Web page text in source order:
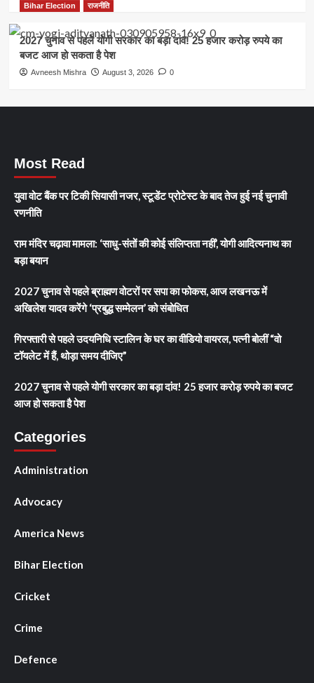
Bihar Election
राजनीति
2027 चुनाव से पहले योगी सरकार का बड़ा दांव! 25 हजार करोड़ रुपये का
बजट आज हो सकता है पेश
Avneesh Mishra August 3, 2026 0
Most Read
युवा वोट बैंक पर टिकी सियासी नजर, स्टूडेंट प्रोटेस्ट के बाद तेज हुई नई चुनावी
रणनीति
राम मंदिर चढ़ावा मामला: ‘साधु-संतों की कोई संलिप्तता नहीं’, योगी आदित्यनाथ का
बड़ा बयान
2027 चुनाव से पहले ब्राह्मण वोटरों पर सपा का फोकस, आज लखनऊ में
अखिलेश यादव करेंगे ‘प्रबुद्ध सम्मेलन’ को संबोधित
गिरफ्तारी से पहले उदयनिधि स्टालिन के घर का वीडियो वायरल, पत्नी बोलीं “वो
टॉयलेट में हैं, थोड़ा समय दीजिए”
2027 चुनाव से पहले योगी सरकार का बड़ा दांव! 25 हजार करोड़ रुपये का बजट
आज हो सकता है पेश
Categories
Administration
Advocacy
America News
Bihar Election
Cricket
Crime
Defence